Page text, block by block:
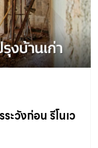
ให้ รีโนเวตบ้าน
ยเพิ่งสร้างบ้านที่
บ้านหลังนั้นชั่วคราว
าก็ควรจะรีโนเว
เพราะเรามีอายุ
อนเดิม แต่พอบ้าน
ะวังก่อน รีโนเว